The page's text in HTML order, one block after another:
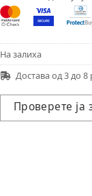
На залиха
Достава од 3 до 8
Проверете ја